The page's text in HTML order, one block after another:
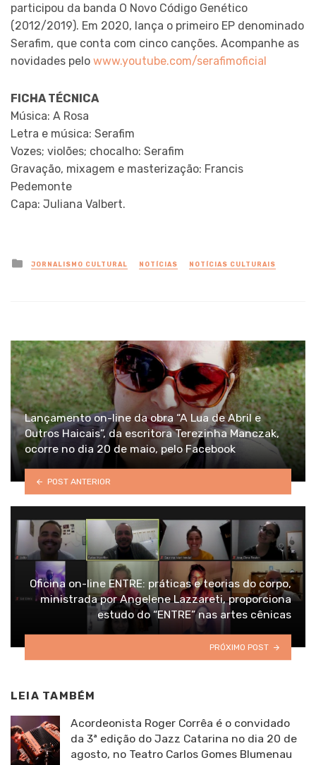
participou da banda O Novo Código Genético
(2012/2019). Em 2020, lança o primeiro EP denominado
Serafim, que conta com cinco canções. Acompanhe as
novidades pelo www.youtube.com/serafimoficial
FICHA TÉCNICA
Música: A Rosa
Letra e música: Serafim
Vozes; violões; chocalho: Serafim
Gravação, mixagem e masterização: Francis
Pedemonte
Capa: Juliana Valbert.
Posted
in
JORNALISMO CULTURAL NOTÍCIAS NOTÍCIAS CULTURAIS
Lançamento on-line da obra “A Lua de Abril e
Outros Haicais”, da escritora Terezinha Manczak,
ocorre no dia 20 de maio, pelo Facebook
POST ANTERIOR
Oficina on-line ENTRE: práticas e teorias do corpo,
ministrada por Angelene Lazzareti, proporciona
estudo do “ENTRE” nas artes cênicas
PRÓXIMO POST
LEIA TAMBÉM
Acordeonista Roger Corrêa é o convidado
da 3ª edição do Jazz Catarina no dia 20 de
agosto, no Teatro Carlos Gomes Blumenau